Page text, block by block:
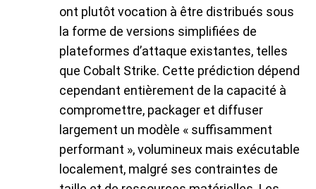
ont plutôt vocation à être distribués sous
la forme de versions simplifiées de
plateformes d’attaque existantes, telles
que Cobalt Strike. Cette prédiction dépend
cependant entièrement de la capacité à
compromettre, packager et diffuser
largement un modèle « suffisamment
performant », volumineux mais exécutable
localement, malgré ses contraintes de